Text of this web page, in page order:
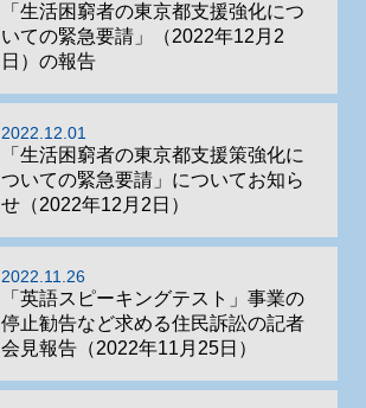
「生活困窮者の東京都支援強化につ
いての緊急要請」（2022年12月2
日）の報告
2022.12.01
「生活困窮者の東京都支援策強化に
ついての緊急要請」についてお知ら
せ（2022年12月2日）
2022.11.26
「英語スピーキングテスト」事業の
停止勧告など求める住民訴訟の記者
会見報告（2022年11月25日）